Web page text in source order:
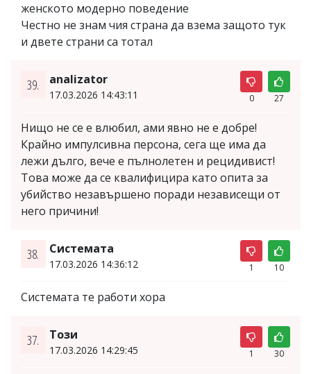
женското модерно поведение
Честно не знам чия страна да взема защото тук
и двете страни са тотал
39. analizator
17.03.2026 14:43:11 0 27
Нищо не се е влюбил, ами явно не е добре!
Крайно импулсивна персона, сега ще има да
лежи дълго, вече е пълнолетен и рецидивист!
Това може да се квалифицира като опита за
убийство незавършено поради независещи от
него причини!
38. Системата
17.03.2026 14:36:12 1 10
Системата те работи хора
37. Този
17.03.2026 14:29:45 1 30